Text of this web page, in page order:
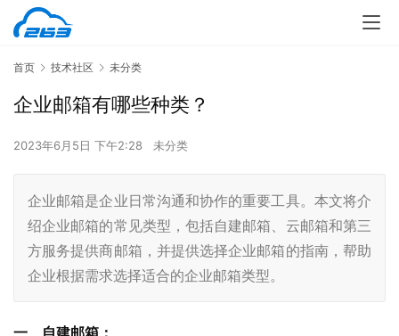
首页 技术社区 未分类
企业邮箱有哪些种类？
2023年6月5日 下午2:28 未分类
企业邮箱是企业日常沟通和协作的重要工具。本文将介
绍企业邮箱的常见类型，包括自建邮箱、云邮箱和第三
方服务提供商邮箱，并提供选择企业邮箱的指南，帮助
企业根据需求选择适合的企业邮箱类型。